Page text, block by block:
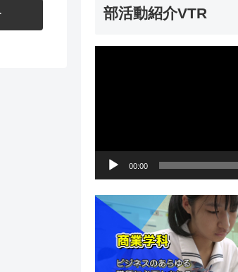
部活動紹介VTR
ー
00:00